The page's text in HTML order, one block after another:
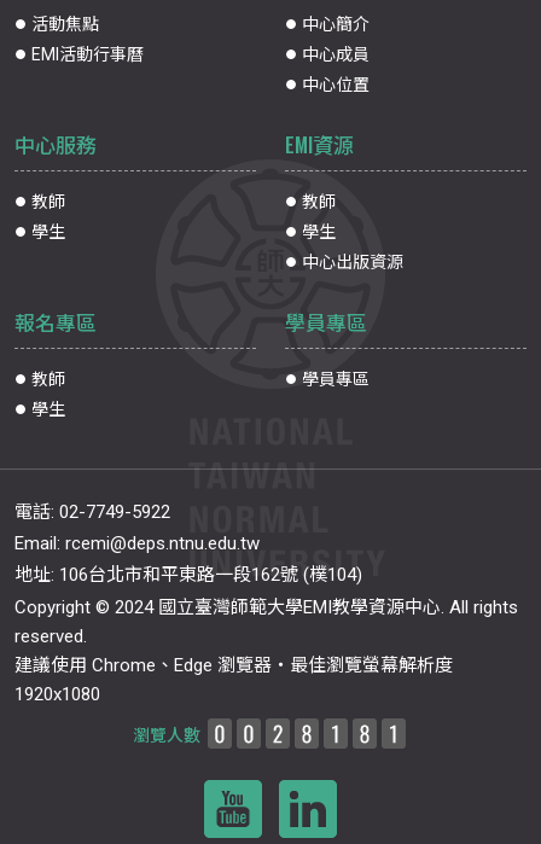
活動焦點
EMI活動行事曆
中心簡介
中心成員
中心位置
中心服務
教師
學生
EMI資源
教師
學生
中心出版資源
報名專區
教師
學生
學員專區
學員專區
電話: 02-7749-5922
Email: rcemi@deps.ntnu.edu.tw
地址: 106台北市和平東路一段162號 (樸104)
Copyright © 2024 國立臺灣師範大學EMI教學資源中心. All rights
reserved.
建議使用 Chrome、Edge 瀏覽器‧最佳瀏覽螢幕解析度
1920x1080
瀏覽人數